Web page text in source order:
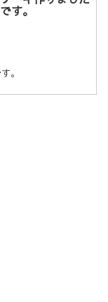
す。
。